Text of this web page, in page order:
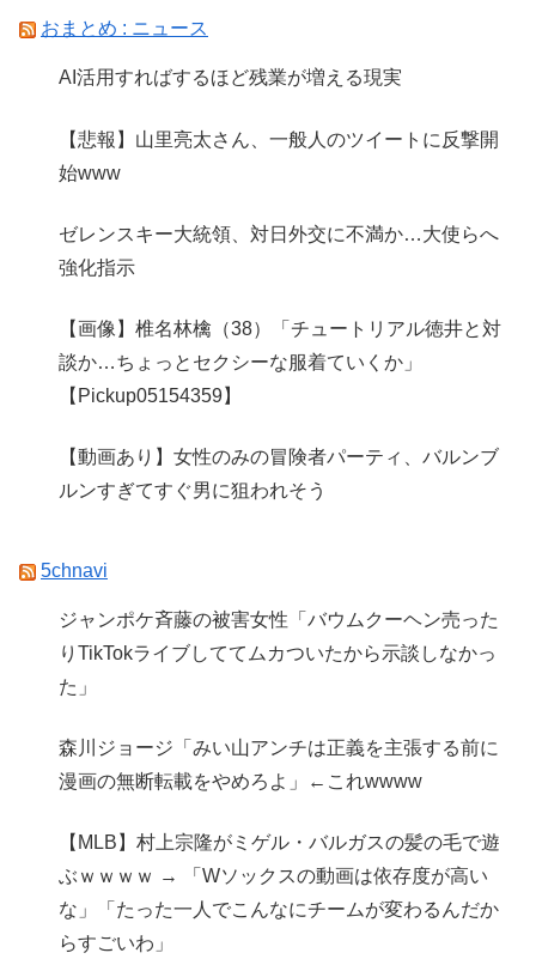
おまとめ : ニュース
AI活用すればするほど残業が増える現実
【悲報】山里亮太さん、一般人のツイートに反撃開
始www
ゼレンスキー大統領、対日外交に不満か…大使らへ
強化指示
【画像】椎名林檎（38）「チュートリアル徳井と対
談か…ちょっとセクシーな服着ていくか」
【Pickup05154359】
【動画あり】女性のみの冒険者パーティ、バルンブ
ルンすぎてすぐ男に狙われそう
5chnavi
ジャンポケ斉藤の被害女性「バウムクーヘン売った
りTikTokライブしててムカついたから示談しなかっ
た」
森川ジョージ「みい山アンチは正義を主張する前に
漫画の無断転載をやめろよ」←これwwww
【MLB】村上宗隆がミゲル・バルガスの髪の毛で遊
ぶｗｗｗｗ → 「Wソックスの動画は依存度が高い
な」「たった一人でこんなにチームが変わるんだか
らすごいわ」